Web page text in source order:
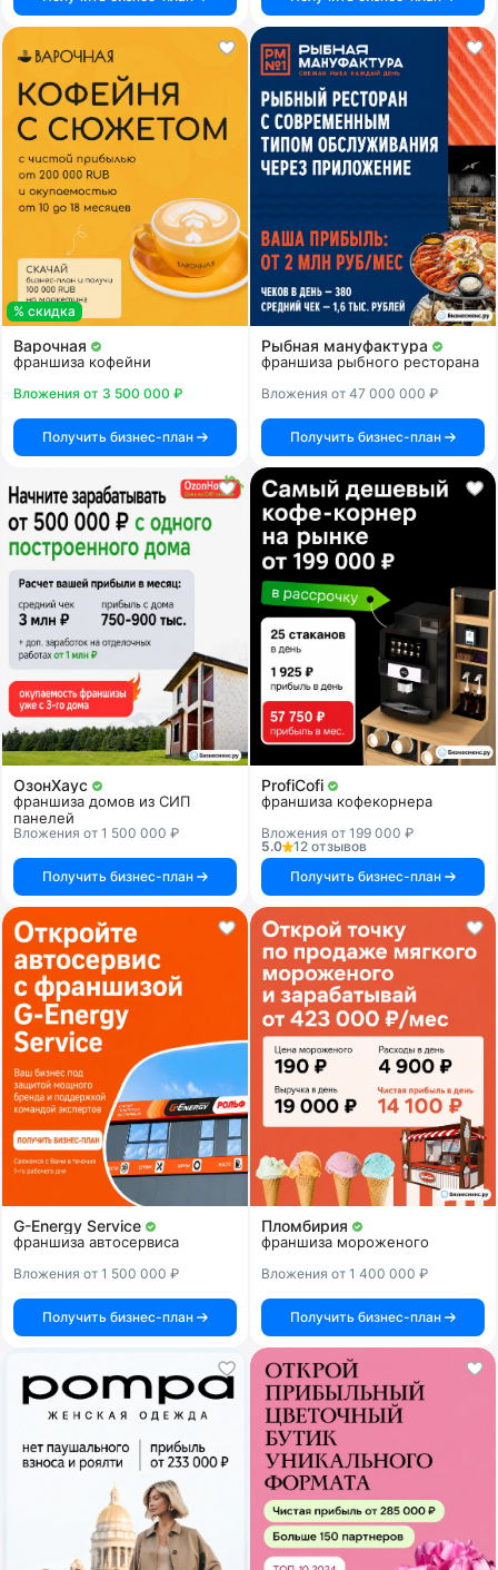
% скидка
Варочная
франшиза кофейни
Вложения от 3 500 000 ₽
Получить бизнес-план
Рыбная мануфактура
франшиза рыбного ресторана
Вложения от 47 000 000 ₽
Получить бизнес-план
ОзонХаус
франшиза домов из СИП
панелей
Вложения от 1 500 000 ₽
Получить бизнес-план
ProfiCofi
франшиза кофекорнера
Вложения от 199 000 ₽
5.0
12 отзывов
Получить бизнес-план
G-Energy Service
франшиза автосервиса
Вложения от 1 500 000 ₽
Получить бизнес-план
Пломбирия
франшиза мороженого
Вложения от 1 400 000 ₽
Получить бизнес-план